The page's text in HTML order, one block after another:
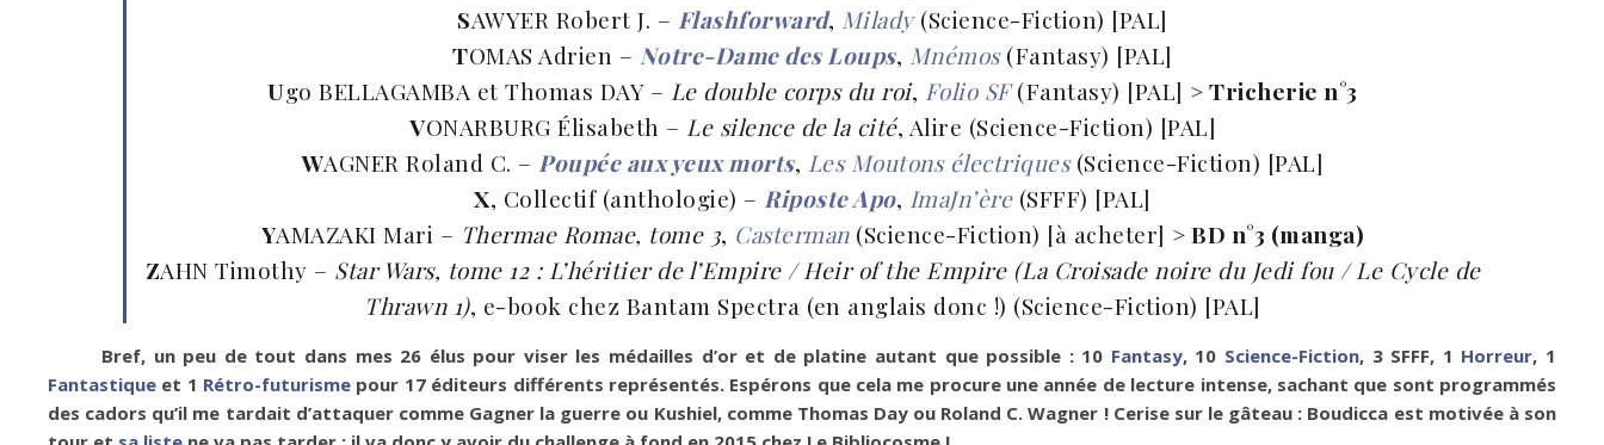
SAWYER Robert J. – Flashforward, Milady(Science-Fiction) [PAL]
TOMAS Adrien – Notre-Dame des Loups, Mnémos(Fantasy) [PAL]
Ugo BELLAGAMBA et Thomas DAY – Le double corps du roi, Folio SF(Fantasy) [PAL] > Tricherie n°3
VONARBURG Élisabeth – Le silence de la cité, Alire (Science-Fiction) [PAL]
WAGNER Roland C. – Poupée aux yeux morts, Les Moutons électriques(Science-Fiction) [PAL]
X, Collectif (anthologie) – Riposte Apo, ImaJn’ère(SFFF) [PAL]
YAMAZAKI Mari – Thermae Romae, tome 3, Casterman(Science-Fiction) [à acheter] > BD n°3 (manga)
ZAHN Timothy – Star Wars, tome 12 : L’héritier de l’Empire / Heir of the Empire (La Croisade noire du Jedi fou / Le Cycle de
Thrawn 1), e-book chez Bantam Spectra (en anglais donc !) (Science-Fiction) [PAL]
Bref, un peu de tout dans mes 26 élus pour viser les médailles d’or et de platine autant que possible : 10 Fantasy, 10 Science-Fiction, 3 SFFF, 1 Horreur, 1
Fantastique et 1 Rétro-futurisme pour 17 éditeurs différents représentés. Espérons que cela me procure une année de lecture intense, sachant que sont programmés
des cadors qu’il me tardait d’attaquer comme Gagner la guerre ou Kushiel, comme Thomas Day ou Roland C. Wagner ! Cerise sur le gâteau : Boudicca est motivée à son